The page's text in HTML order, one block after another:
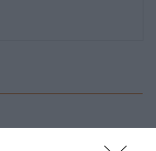
Lättlagat